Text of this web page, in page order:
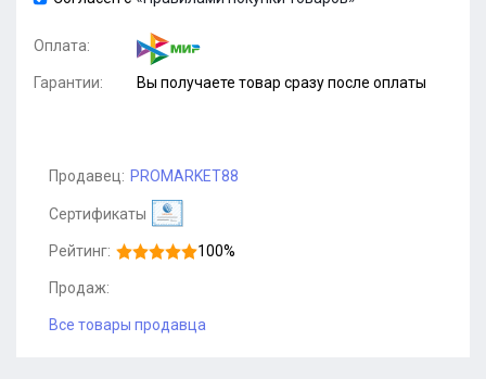
Оплата:
Гарантии: Вы получаете товар сразу после оплаты
Продавец: PROMARKET88
Сертификаты
Рейтинг: 100%
Продаж:
Все товары продавца